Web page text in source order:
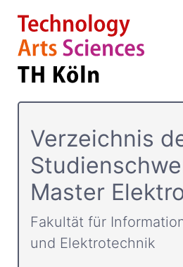
Verzeichnis
Master
Fakultät für
und Elektrotechnik